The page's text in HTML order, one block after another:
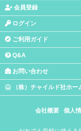
会員登録
ログイン
ご利用ガイド
Q&A
お問い合わせ
（株）チャイルド社ホー
会社概要 個人